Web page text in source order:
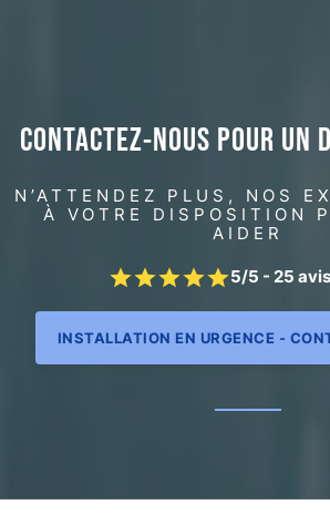
CONTACTEZ-NOUS POUR UN
N’ATTENDEZ PLUS, NOS
À VOTRE DISPOSITION
AIDER
5/5 - 25
INSTALLATION EN URGENCE -